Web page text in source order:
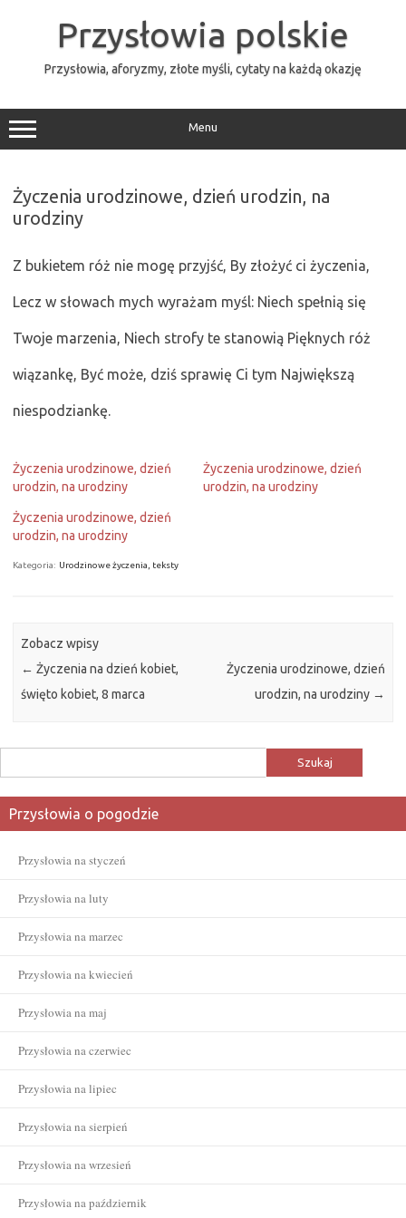
Przysłowia polskie
Przysłowia, aforyzmy, złote myśli, cytaty na każdą okazję
Menu
Życzenia urodzinowe, dzień urodzin, na
urodziny
Z bukietem róż nie mogę przyjść, By złożyć ci życzenia,
Lecz w słowach mych wyrażam myśl: Niech spełnią się
Twoje marzenia, Niech strofy te stanowią Pięknych róż
wiązankę, Być może, dziś sprawię Ci tym Największą
niespodziankę.
Życzenia urodzinowe, dzień
urodzin, na urodziny
Życzenia urodzinowe, dzień
urodzin, na urodziny
Życzenia urodzinowe, dzień
urodzin, na urodziny
Kategoria: Urodzinowe życzenia, teksty
Zobacz wpisy
← Życzenia na dzień kobiet,
święto kobiet, 8 marca
Życzenia urodzinowe, dzień
urodzin, na urodziny →
Przysłowia o pogodzie
Przysłowia na styczeń
Przysłowia na luty
Przysłowia na marzec
Przysłowia na kwiecień
Przysłowia na maj
Przysłowia na czerwiec
Przysłowia na lipiec
Przysłowia na sierpień
Przysłowia na wrzesień
Przysłowia na październik